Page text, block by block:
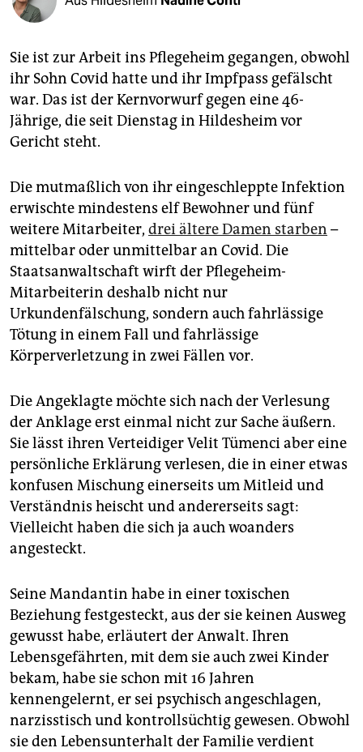
fragen & hilfe
unterstützen
abo
genossenschaft
Sie ist zur Arbeit ins Pflegeheim gegangen, obwohl
ihr Sohn Covid hatte und ihr Impfpass gefälscht
war. Das ist der Kernvorwurf gegen eine 46-
Jährige, die seit Dienstag in Hildesheim vor
Gericht steht.
Die mutmaßlich von ihr eingeschleppte Infektion
erwischte mindestens elf Be­woh­ne­r und fünf
weitere Mitarbeiter, drei ältere Damen starben –
mittelbar oder unmittelbar an Covid. Die
Staatsanwaltschaft wirft der Pflegeheim-
Mitarbeiterin deshalb nicht nur
Urkundenfälschung, sondern auch fahrlässige
Tötung in einem Fall und fahrlässige
Körperverletzung in zwei Fällen vor.
Die Angeklagte möchte sich nach der Verlesung
der Anklage erst einmal nicht zur Sache äußern.
Sie lässt ihren Verteidiger Velit Tümenci aber eine
persönliche Erklärung verlesen, die in einer etwas
konfusen Mischung einerseits um Mitleid und
Verständnis heischt und andererseits sagt:
Vielleicht haben die sich ja auch woanders
angesteckt.
Seine Mandantin habe in einer toxischen
Beziehung festgesteckt, aus der sie keinen Ausweg
gewusst habe, erläutert der Anwalt. Ihren
Lebensgefährten, mit dem sie auch zwei Kinder
bekam, habe sie schon mit 16 Jahren
kennengelernt, er sei psychisch angeschlagen,
narzisstisch und kon­trollsüchtig gewesen. Obwohl
sie den Lebensunterhalt der Familie verdient